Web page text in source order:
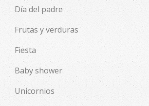
Día del padre
Frutas y verduras
Fiesta
Baby shower
Unicornios